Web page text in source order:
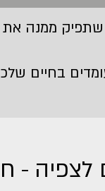
שתפיק ממנה
בחיים